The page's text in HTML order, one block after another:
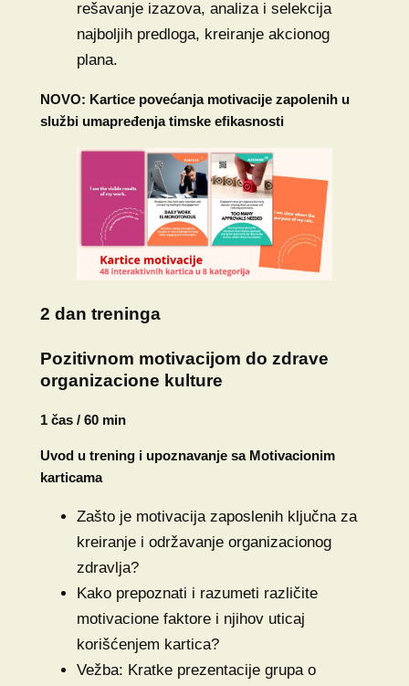
rešavanje izazova, analiza i selekcija
najboljih predloga, kreiranje akcionog
plana.
NOVO: Kartice povećanja motivacije zapolenih u
službi umapređenja timske efikasnosti
2 dan treninga
Pozitivnom motivacijom do zdrave
organizacione kulture
1 čas / 60 min
Uvod u trening i upoznavanje sa Motivacionim
karticama
Zašto je motivacija zaposlenih ključna za
kreiranje i održavanje organizacionog
zdravlja?
Kako prepoznati i razumeti različite
motivacione faktore i njihov uticaj
korišćenjem kartica?
Vežba: Kratke prezentacije grupa o